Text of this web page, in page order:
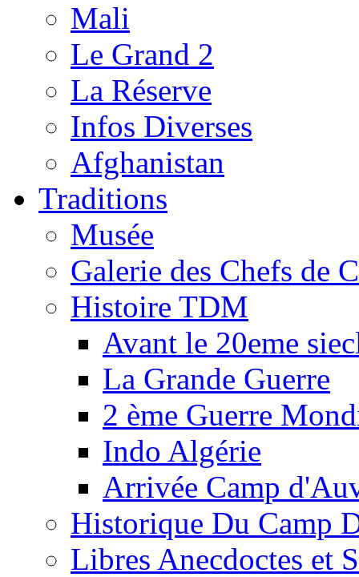
Mali
Le Grand 2
La Réserve
Infos Diverses
Afghanistan
Traditions
Musée
Galerie des Chefs de
Histoire TDM
Avant le 20eme
La Grande Guerre
2 ème Guerre
Indo Algérie
Arrivée Camp
Historique Du Camp
Libres Anecdoctes et